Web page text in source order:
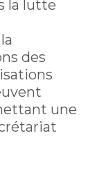
la lutte
des
une